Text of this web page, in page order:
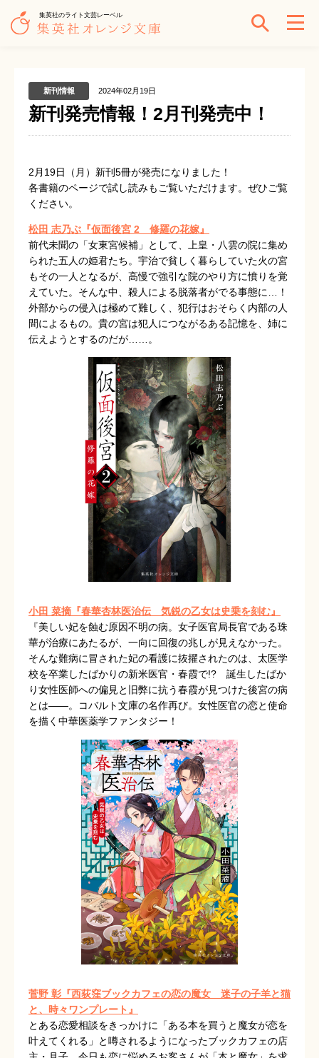
集英社のライト文芸レーベル
新刊情報 2024年02月19日
新刊発売情報！2月刊発売中！
2月19日（月）新刊5冊が発売になりました！
各書籍のページで試し読みもご覧いただけます。ぜひご覧
ください。
松田 志乃ぶ『仮面後宮 2 修羅の花嫁』
前代未聞の「女東宮候補」として、上皇・八雲の院に集め
られた五人の姫君たち。宇治で貧しく暮らしていた火の宮
もその一人となるが、高慢で強引な院のやり方に憤りを覚
えていた。そんな中、殺人による脱落者がでる事態に…！
外部からの侵入は極めて難しく、犯行はおそらく内部の人
間によるもの。貴の宮は犯人につながるある記憶を、姉に
伝えようとするのだが……。
小田 菜摘『春華杏林医治伝 気鋭の乙女は史乗を刻む』
『美しい妃を蝕む原因不明の病。女子医官局長官である珠
華が治療にあたるが、一向に回復の兆しが見えなかった。
そんな難病に冒された妃の看護に抜擢されたのは、太医学
校を卒業したばかりの新米医官・春霞で!? 誕生したばか
り女性医師への偏見と旧弊に抗う春霞が見つけた後宮の病
とは――。コバルト文庫の名作再び。女性医官の恋と使命
を描く中華医薬学ファンタジー！
菅野 彰『西荻窪ブックカフェの恋の魔女 迷子の子羊と猫
と、時々ワンプレート』
とある恋愛相談をきっかけに「ある本を買うと魔女が恋を
叶えてくれる」と噂されるようになったブックカフェの店